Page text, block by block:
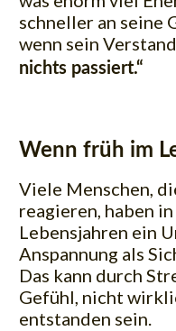
schneller an seine
wenn sein
nichts passiert.“
Wenn früh im
Viele Menschen,
reagieren, haben
Lebensjahren ein
Anspannung als
Das kann durch
Gefühl, nicht
entstanden sein.